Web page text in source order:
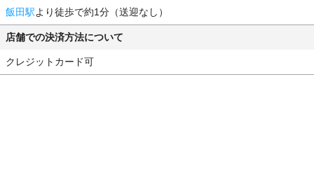
飯田駅より徒歩で約1分（送迎なし）
店舗での決済方法について
クレジットカード可